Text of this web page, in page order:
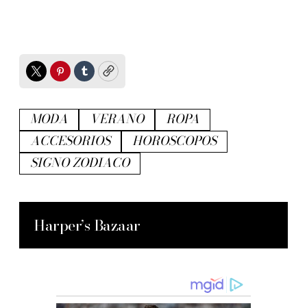
TwitterPinterest
TumblrCopy
MODA VERANO
ROPA
ACCESORIOS
HOROSCOPOS
SIGNO ZODIACO
Harper’s Bazaar